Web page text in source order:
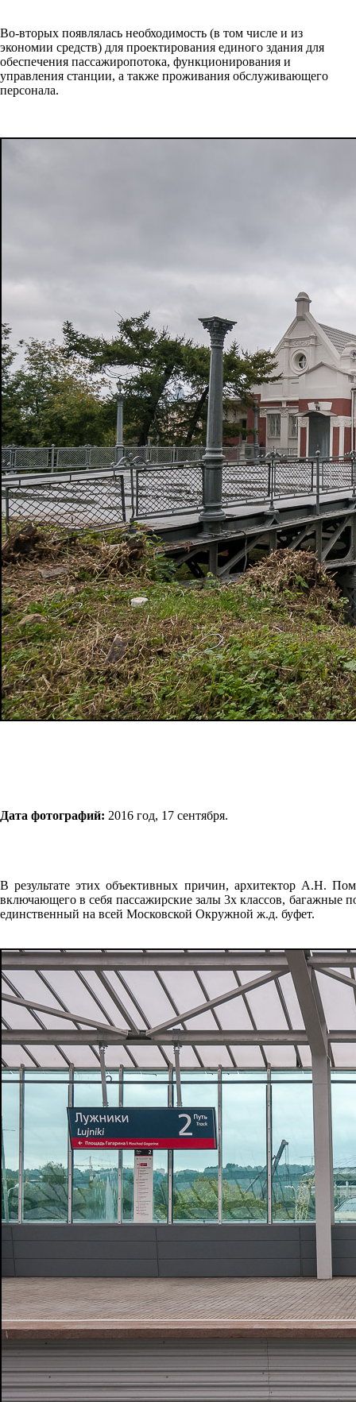
Во-вторых появлялась необходимость (в том числе и из
экономии средств) для проектирования единого здания для
обеспечения пассажиропотока, функционирования и
управления станции, а также проживания обслуживающего
персонала.
Дата фотографий: 2016 год, 17 сентября.
В результате этих объективных причин, архитектор А.Н.
включающего в себя пассажирские залы 3х классов, багажные
единственный на всей Московской Окружной ж.д. буфет.